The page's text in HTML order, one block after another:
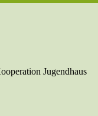
Jugendhaus